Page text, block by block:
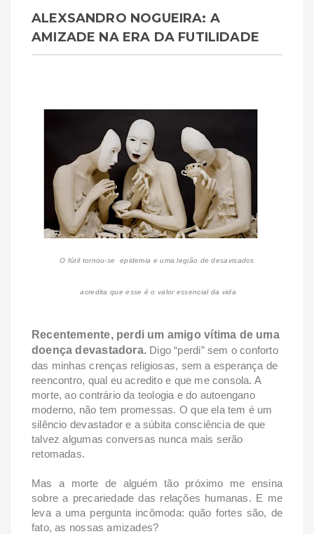
ALEXSANDRO NOGUEIRA: A
AMIZADE NA ERA DA FUTILIDADE
O fútil tornou-se epidemia e uma legião de desavisados
acredita que esse é o valor essencial da vida
Recentemente, perdi um amigo vítima de uma
doença devastadora. Digo “perdi” sem o conforto
das minhas crenças religiosas, sem a esperança de
reencontro, qual eu acredito e que me consola. A
morte, ao contrário da teologia e do autoengano
moderno, não tem promessas. O que ela tem é um
silêncio devastador e a súbita consciência de que
talvez algumas conversas nunca mais serão
retomadas.
Mas a morte de alguém tão próximo me ensina
sobre a precariedade das relações humanas. E me
leva a uma pergunta incômoda: quão fortes são, de
fato, as nossas amizades?